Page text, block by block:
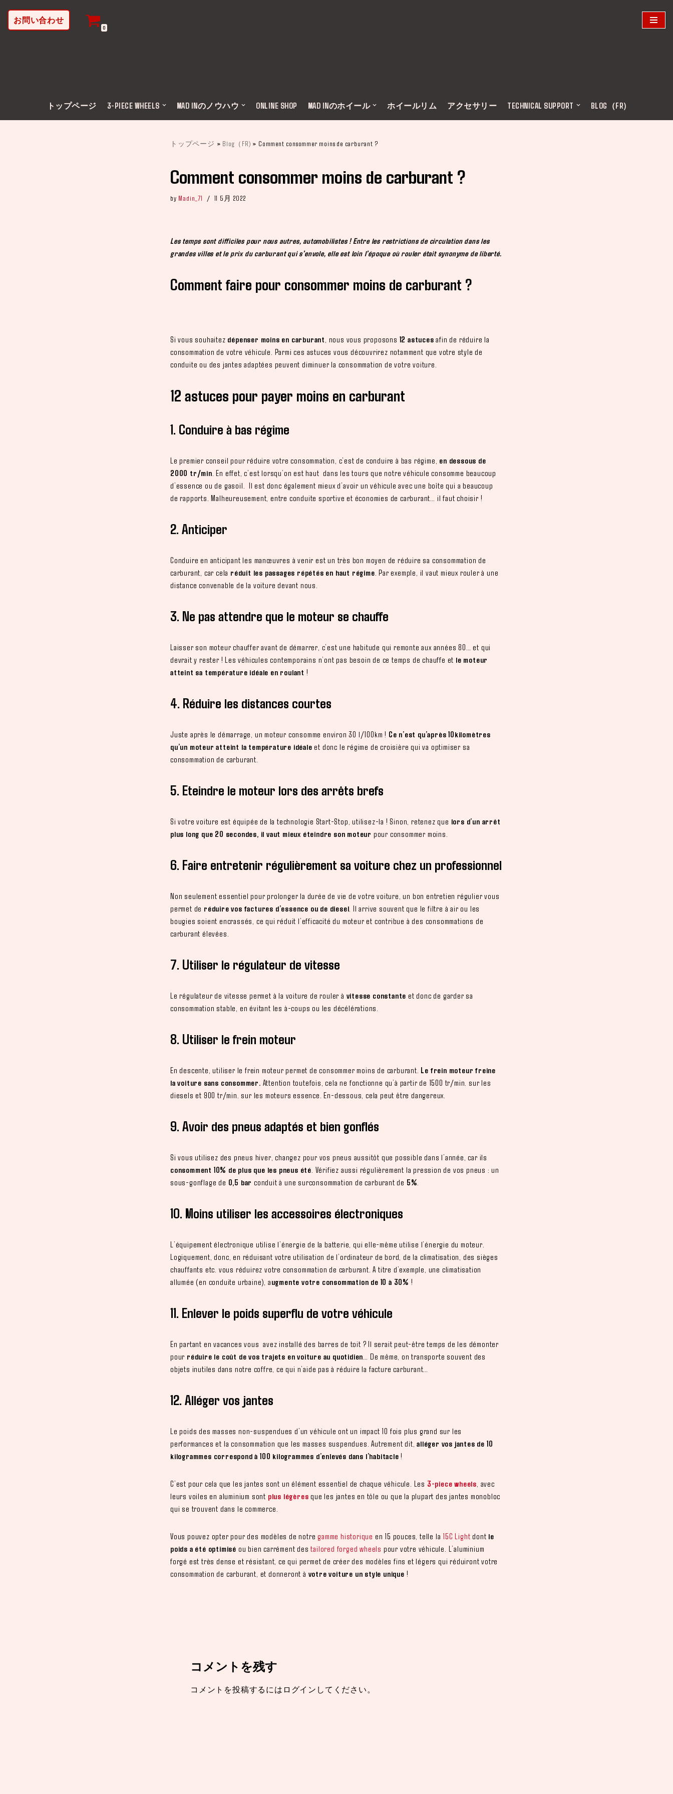
コ
お問い合わせ
0
トップページ 3-PIECE WHEELS MAD INのノウハウ ONLINE SHOP MAD INのホイール ホイールリム アクセサリー TECHNICAL SUPPORT BLOG（FR)
トップページ » Blog（FR) » Comment consommer moins de carburant ?
Comment consommer moins de carburant ?
by Madin_71 11 5月 2022
Les temps sont difficiles pour nous autres, automobilistes ! Entre les restrictions de circulation dans les
grandes villes et le prix du carburant qui s’envole, elle est loin l’époque où rouler était synonyme de liberté.
Comment faire pour consommer moins de carburant ?
Si vous souhaitez dépenser moins en carburant , nous vous proposons 12 astuces afin de réduire la
consommation de votre véhicule. Parmi ces astuces vous découvrirez notamment que votre style de
conduite ou des jantes adaptées peuvent diminuer la consommation de votre voiture.
12 astuces pour payer moins en carburant
1. Conduire à bas régime
Le premier conseil pour réduire votre consommation, c’est de conduire à bas régime, en dessous de
2000 tr/min . En effet, c’est lorsqu’on est haut dans les tours que notre véhicule consomme beaucoup
d’essence ou de gasoil. Il est donc également mieux d’avoir un véhicule avec une boîte qui a beaucoup
de rapports. Malheureusement, entre conduite sportive et économies de carburant… il faut choisir !
2. Anticiper
Conduire en anticipant les manœuvres à venir est un très bon moyen de réduire sa consommation de
carburant, car cela réduit les passages répétés en haut régime . Par exemple, il vaut mieux rouler à une
distance convenable de la voiture devant nous.
3. Ne pas attendre que le moteur se chauffe
Laisser son moteur chauffer avant de démarrer, c’est une habitude qui remonte aux années 80… et qui
devrait y rester ! Les véhicules contemporains n’ont pas besoin de ce temps de chauffe et le moteur
atteint sa température idéale en roulant !
4. Réduire les distances courtes
Juste après le démarrage, un moteur consomme environ 30 l/100km ! Ce n’est qu’après 10kilomètres
qu’un moteur atteint la température idéale et donc le régime de croisière qui va optimiser sa
consommation de carburant.
5. Eteindre le moteur lors des arrêts brefs
Si votre voiture est équipée de la technologie Start-Stop, utilisez-la ! Sinon, retenez que lors d’un arrêt
plus long que 20 secondes, il vaut mieux éteindre son moteur pour consommer moins.
6. Faire entretenir régulièrement sa voiture chez un professionnel
Non seulement essentiel pour prolonger la durée de vie de votre voiture, un bon entretien régulier vous
permet de réduire vos factures d’essence ou de diesel . Il arrive souvent que le filtre à air ou les
bougies soient encrassés, ce qui réduit l’efficacité du moteur et contribue à des consommations de
carburant élevées.
7. Utiliser le régulateur de vitesse
Le régulateur de vitesse permet à la voiture de rouler à vitesse constante et donc de garder sa
consommation stable, en évitant les à-coups ou les décélérations.
8. Utiliser le frein moteur
En descente, utiliser le frein moteur permet de consommer moins de carburant. Le frein moteur freine
la voiture sans consommer. Attention toutefois, cela ne fonctionne qu’à partir de 1500 tr/min. sur les
diesels et 900 tr/min. sur les moteurs essence. En-dessous, cela peut être dangereux.
9. Avoir des pneus adaptés et bien gonflés
Si vous utilisez des pneus hiver, changez pour vos pneus aussitôt que possible dans l’année, car ils
consomment 10% de plus que les pneus été . Vérifiez aussi régulièrement la pression de vos pneus : un
sous-gonflage de 0,5 bar conduit à une surconsommation de carburant de 5%
10. Moins utiliser les accessoires électroniques
L’équipement électronique utilise l’énergie de la batterie, qui elle-même utilise l’énergie du moteur.
Logiquement, donc, en réduisant votre utilisation de l’ordinateur de bord, de la climatisation, des sièges
chauffants etc. vous réduirez votre consommation de carburant. A titre d’exemple, une climatisation
allumée (en conduite urbaine), augmente votre consommation de 10 à 30% !
11. Enlever le poids superflu de votre véhicule
En partant en vacances vous avez installé des barres de toit ? Il serait peut-être temps de les démonter
pour réduire le coût de vos trajets en voiture au quotidien … De même, on transporte souvent des
objets inutiles dans notre coffre, ce qui n’aide pas à réduire la facture carburant…
12. Alléger vos jantes
Le poids des masses non-suspendues d’un véhicule ont un impact 10 fois plus grand sur les
performances et la consommation que les masses suspendues. Autrement dit,alléger vos jantes de 10
kilogrammes correspond à 100 kilogrammes d’enlevés dans l’habitacle !
C’est pour cela que les jantes sont un élément essentiel de chaque véhicule. Les 3-piece wheels , avec
leurs voiles en aluminium sont plus légères que les jantes en tôle ou que la plupart des jantes monobloc
qui se trouvent dans le commerce.
Vous pouvez opter pour des modèles de notregamme historique en 15 pouces, telle la 15C Light dont le
poids a été optimisé ou bien carrément destailored forged wheels pour votre véhicule. L’aluminium
forgé est très dense et résistant, ce qui permet de créer des modèles fins et légers qui réduiront votre
consommation de carburant, et donneront à votre voiture un style unique !
コメントを残す
コメントを投稿するには ログイン してください。